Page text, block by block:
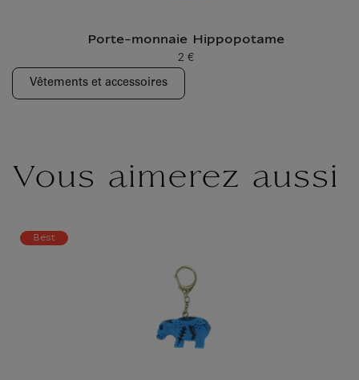
Porte-monnaie Hippopotame
Prix ​​actuel
2 €
Vêtements et accessoires
Vous aimerez aussi
Best